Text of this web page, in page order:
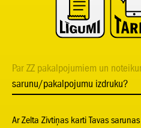
Par ZZ pakalpojumiem un
sarunu/pakalpojumu izdruku?
Ar Zelta Zivtiņas karti Tavas